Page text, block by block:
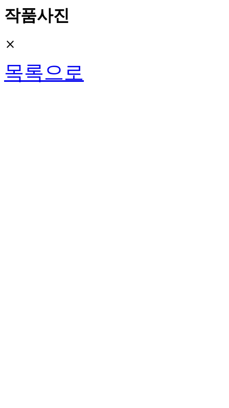
작품사진
close
목록으로